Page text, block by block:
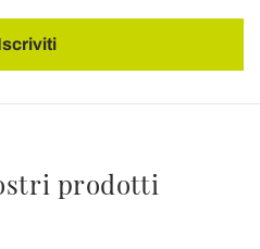
prodotti